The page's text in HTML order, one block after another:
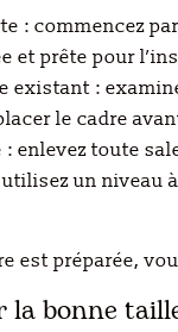
: commencez
et prête pour
existant :
le cadre
: enlevez toute
un
est préparée,
la bonne